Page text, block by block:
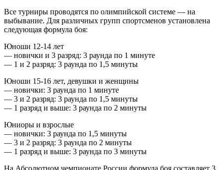
Все турниры проводятся по олимпийской системе — на
выбывание. Для различных групп спортсменов установлена
следующая формула боя:
Юноши 12-14 лет
— новички и 3 разряд: 3 раунда по 1 минуте
— 1 и 2 разряд: 3 раунда по 1,5 минуты
Юноши 15-16 лет, девушки и женщины
— новички: 3 раунда по 1 минуте
— 3 и 2 разряд: 3 раунда по 1,5 минуты
— 1 разряд и выше: 3 раунда по 2 минуты
Юниоры и взрослые
— новички: 3 раунда по 1,5 минуты
— 3 и 2 разряд: 3 раунда по 2 минуты
— 1 разряд и выше: 3 раунда по 3 минуты